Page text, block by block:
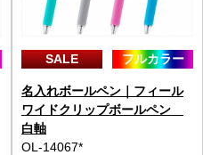
SALE フルカラー
名入れボールペン｜フィール
ワイドクリップボールペン
白軸
OL-14067*